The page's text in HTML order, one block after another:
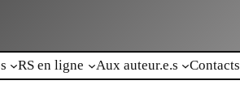
RS en ligne Aux auteur.e.s Contacts